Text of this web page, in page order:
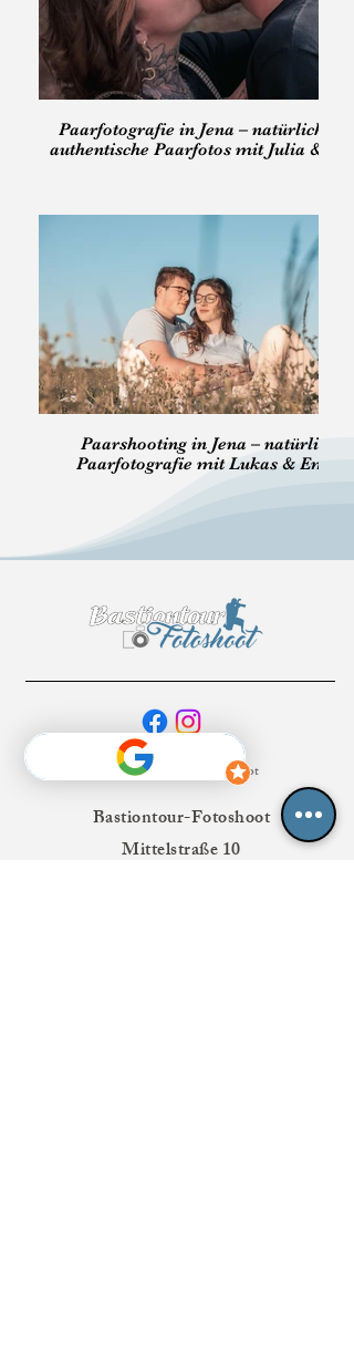
Paarfotografie in Jena – natürliche
authentische Paarfotos mit Julia &
Paarshooting in Jena – natürliche
Paarfotografie mit Lukas & Emily
© 2026 Bastiontour-Fotoshoot
Bastiontour-Fotoshoot
Mittelstraße 10